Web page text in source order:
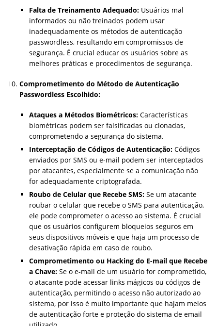
Falta de Treinamento Adequado: Usuários mal
informados ou não treinados podem usar
inadequadamente os métodos de autenticação
passwordless, resultando em compromissos de
segurança. É crucial educar os usuários sobre as
melhores práticas e procedimentos de segurança.
Comprometimento do Método de Autenticação
Passwordless Escolhido:
Ataques a Métodos Biométricos: Características
biométricas podem ser falsificadas ou clonadas,
comprometendo a segurança do sistema.
Interceptação de Códigos de Autenticação: Códigos
enviados por SMS ou e-mail podem ser interceptados
por atacantes, especialmente se a comunicação não
for adequadamente criptografada.
Roubo de Celular que Recebe SMS: Se um atacante
roubar o celular que recebe o SMS para autenticação,
ele pode comprometer o acesso ao sistema. É crucial
que os usuários configurem bloqueios seguros em
seus dispositivos móveis e que haja um processo de
desativação rápida em caso de roubo.
Comprometimento ou Hacking do E-mail que Recebe
a Chave: Se o e-mail de um usuário for comprometido,
o atacante pode acessar links mágicos ou códigos de
autenticação, permitindo o acesso não autorizado ao
sistema, por isso é muito importante que hajam meios
de autenticação forte e proteção do sistema de email